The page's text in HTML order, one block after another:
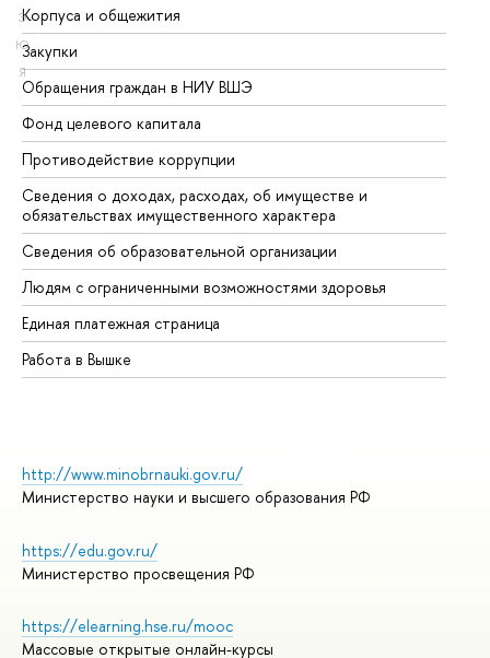
Э
Ю
Я
Корпуса и общежития
Закупки
Обращения граждан в НИУ ВШЭ
Фонд целевого капитала
Противодействие коррупции
Сведения о доходах, расходах, об имуществе и
обязательствах имущественного характера
Сведения об образовательной организации
Людям с ограниченными возможностями здоровья
Единая платежная страница
Работа в Вышке
http://www.minobrnauki.gov.ru/
Министерство науки и высшего образования РФ
https://edu.gov.ru/
Министерство просвещения РФ
https://elearning.hse.ru/mooc
Массовые открытые онлайн-курсы